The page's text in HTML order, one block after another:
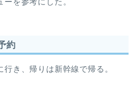
約
き、帰りは新幹線で帰る。